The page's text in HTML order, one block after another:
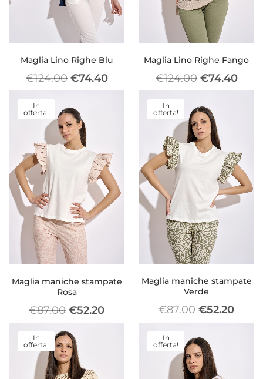
Maglia Lino Righe Blu
€124.00 €74.40
Maglia Lino Righe Fango
€124.00 €74.40
In
offerta!
Maglia maniche stampate
Rosa
€87.00 €52.20
In
offerta!
Maglia maniche stampate
Verde
€87.00 €52.20
In
offerta!
In
offerta!